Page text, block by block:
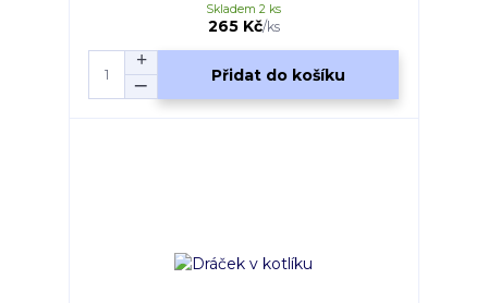
265 Kč/ks
Skladem 2 ks
Přidat do košíku